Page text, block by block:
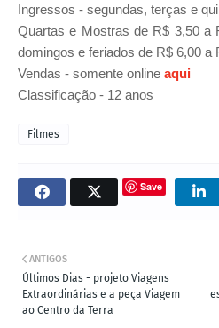
Ingressos - segundas, terças e
Quartas e Mostras de R$ 3,50 a
domingos e feriados de R$ 6,00 a
Vendas - somente online aqui
Classificação - 12 anos
Filmes
Save
ANTIGOS
Últimos Dias - projeto Viagens
Extraordinárias e a peça Viagem
ao Centro da Terra